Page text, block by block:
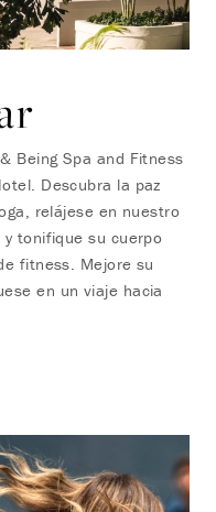
Being Spa and Fitness
Descubra la paz
relájese en nuestro
tonifique su cuerpo
fitness. Mejore su
en un viaje hacia